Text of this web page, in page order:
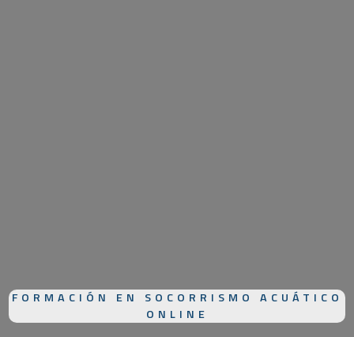
FORMACIÓN EN SOCORRISMO ACUÁTICO
ONLINE